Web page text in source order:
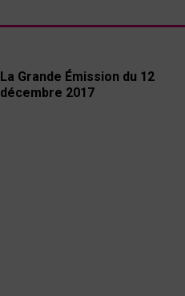
La Grande Émission du 12
décembre 2017